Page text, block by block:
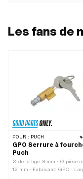
Les fans de
POUR : PUCH
GPO Serrure à
Puch
Ø de la tige: 8 mm · Ø pièce
12 mm · Fabricant: GPO ·